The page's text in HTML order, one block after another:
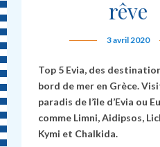
rêve
3 avril 2020
Top 5 Evia, des
bord de mer en Grèce.
paradis de l’île d’Evia ou
comme Limni, Aidipsos,
Kymi et Chalkida.